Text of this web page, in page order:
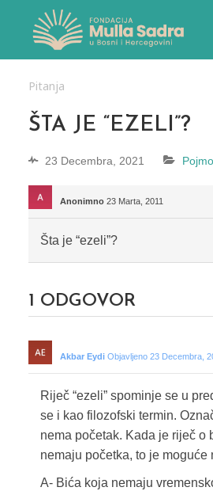
Pitanja
ŠTA JE “EZELI”?
23 Decembra, 2021
Anonimno 23 Marta, 2011
Šta je “ezeli”?
1 ODGOVOR
Akbar Eydi Objavljeno 23 Decembra,
Riječ “ezeli” spominje se u
se i kao filozofski termin.
nema početak. Kada je riječ o
nemaju početka, to je moguće
A- Bića koja nemaju